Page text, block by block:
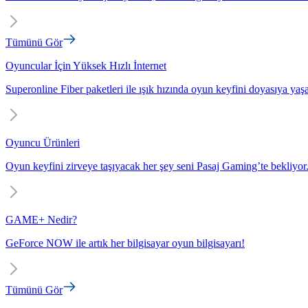
Tümünü Gör
Oyuncular İçin Yüksek Hızlı İnternet
Superonline Fiber paketleri ile ışık hızında oyun keyfini doyasıya
Oyuncu Ürünleri
Oyun keyfini zirveye taşıyacak her şey seni Pasaj Gaming’te bekliyor.
GAME+ Nedir?
GeForce NOW ile artık her bilgisayar oyun bilgisayarı!
Tümünü Gör